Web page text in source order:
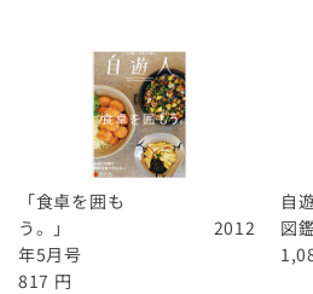
「食卓を囲も
う。」 2012
年5月号
817 円
自
図